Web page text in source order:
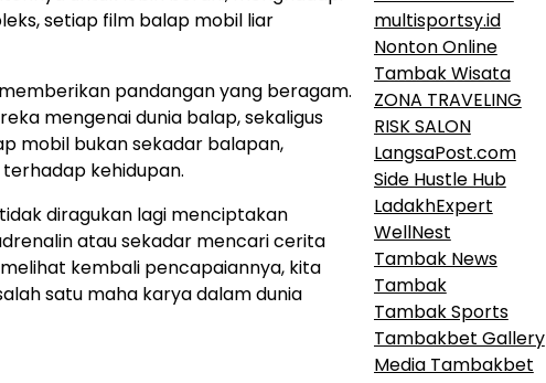
setiap film balap mobil liar
pandangan yang beragam.
mengenai dunia balap, sekaligus
mobil bukan sekadar balapan,
kehidupan.
diragukan lagi menciptakan
atau sekadar mencari cerita
kembali pencapaiannya, kita
satu maha karya dalam dunia
multisportsy.id
Nonton Online
Tambak Wisata
ZONA TRAVELING
RISK SALON
LangsaPost.com
Side Hustle Hub
LadakhExpert
WellNest
Tambak News
Tambak
Tambak Sports
Tambakbet Gallery
Media Tambakbet